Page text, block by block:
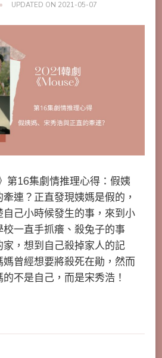
UPDATED ON 2021-05-07
第16集劇情推理心得：假姨
連？正直發現姨媽是假的，
己小時候發生的事，來到小
一直手抓癢、殺兔子的事
，想到自己殺掉家人的記
曾經想要將殺死在勛，然而
不是自己，而是宋秀浩！